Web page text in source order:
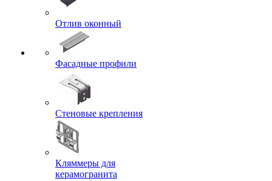
Отлив оконный
Фасадные профили
Стеновые крепления
Кляммеры для
керамогранита